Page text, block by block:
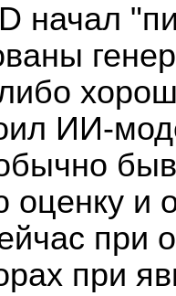
начал
ИИ-
оценку и
при
при